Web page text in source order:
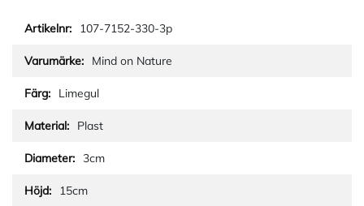
107-7152-330-3p
Mind on Nature
Limegul
Plast
3cm
15cm